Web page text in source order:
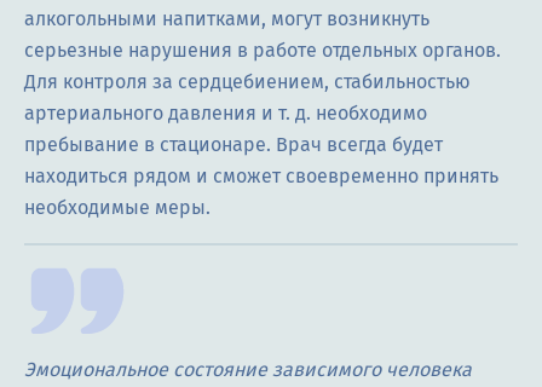
алкогольными напитками, могут возникнуть
серьезные нарушения в работе отдельных органов.
Для контроля за сердцебиением, стабильностью
артериального давления и т. д. необходимо
пребывание в стационаре. Врач всегда будет
находиться рядом и сможет своевременно принять
необходимые меры.
Эмоциональное состояние зависимого человека